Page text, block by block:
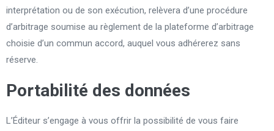
interprétation ou de son exécution, relèvera d’une procédure
d’arbitrage soumise au règlement de la plateforme d’arbitrage
choisie d’un commun accord, auquel vous adhérerez sans
réserve.
Portabilité des données
L’Éditeur s’engage à vous offrir la possibilité de vous faire